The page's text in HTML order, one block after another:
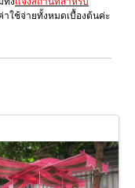
ใช้จ่ายทั้งหมดเบื้องต้นค่ะ